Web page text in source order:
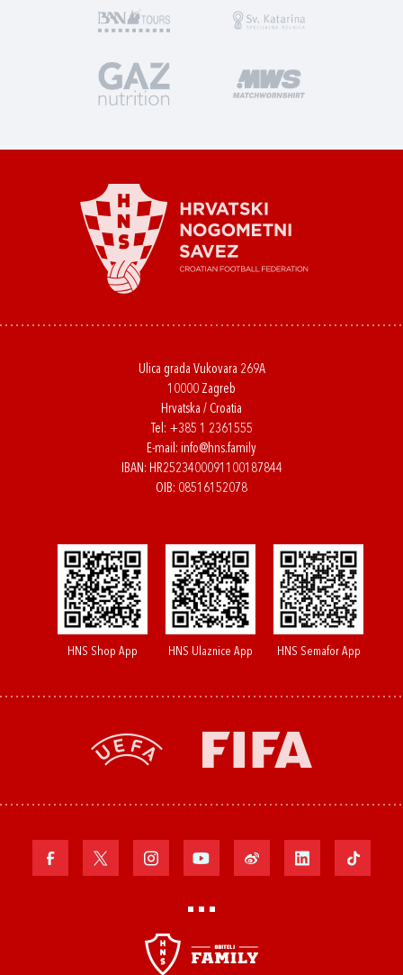
Ulica grada Vukovara 269A
10000 Zagreb
Hrvatska / Croatia
Tel: +385 1 2361555
E-mail: info@hns.family
IBAN: HR2523400091100187844
OIB: 08516152078
HNS Shop App HNS Ulaznice App HNS Semafor App